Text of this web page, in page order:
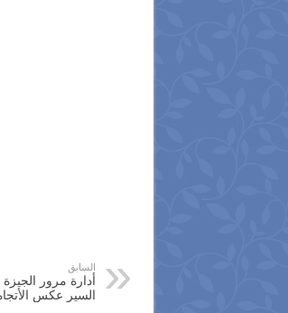
السابق
أدارة مرور
السير عكس